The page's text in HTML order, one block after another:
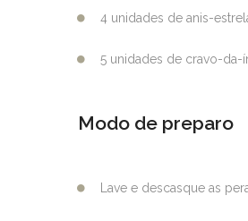
4 unidades de anis-
5 unidades de cravo-da-
Modo de preparo
Lave e descasque as